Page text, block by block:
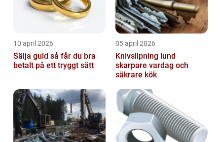
10 april 2026
Sälja guld så får du bra
betalt på ett tryggt sätt
05 april 2026
Knivslipning lund
skarpare vardag och
säkrare kök